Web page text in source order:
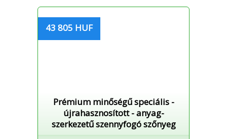
43 805 HUF
Prémium minőségű speciális -
újrahasznosított - anyag-
szerkezetű szennyfogó szőnyeg